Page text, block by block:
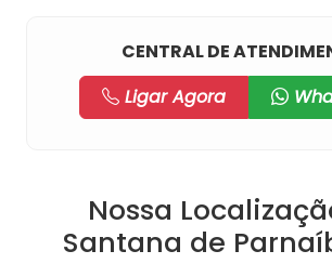
CENTRAL DE
Ligar Agora
Nossa
Santana de